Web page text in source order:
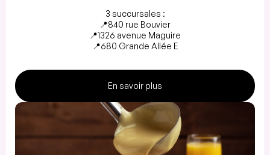
3 succursales :
📍840 rue Bouvier
📍1326 avenue Maguire
📍680 Grande Allée E
En savoir plus